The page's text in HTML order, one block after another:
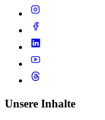
Unsere Inhalte